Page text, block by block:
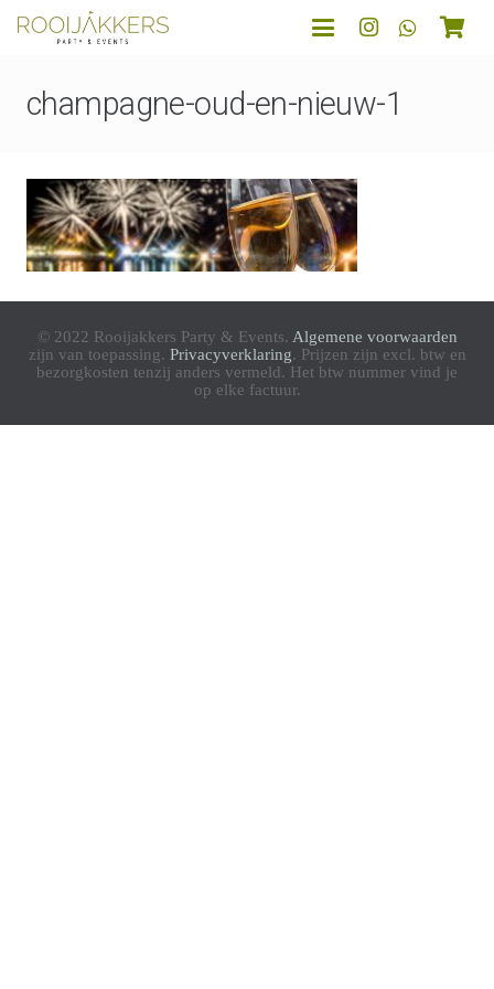
champagne-oud-en-nieuw-1
© 2022 Rooijakkers Party & Events. Algemene voorwaarden
zijn van toepassing. Privacyverklaring. Prijzen zijn excl. btw en
bezorgkosten tenzij anders vermeld. Het btw nummer vind je
op elke factuur.